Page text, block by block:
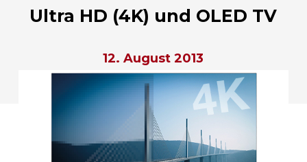
Ultra HD (4K) und OLED TV
12. August 2013